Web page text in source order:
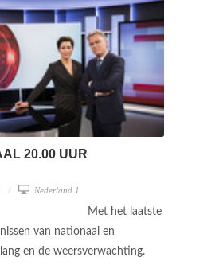
20.00 UUR
Nederland 1
Met het laatste
van nationaal en
en de weersverwachting.